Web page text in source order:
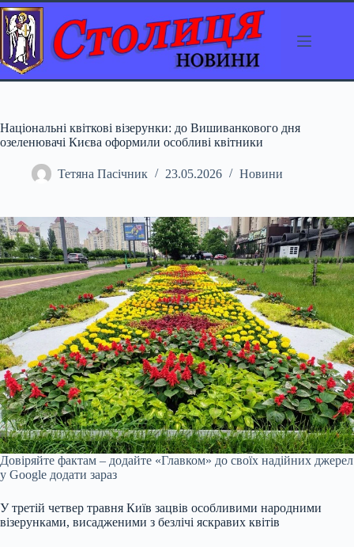
Перейти
до
вмісту
Національні квіткові візерунки: до Вишиванкового дня
озеленювачі Києва оформили особливі квітники
Тетяна Пасічник 23.05.2026 Новини
Довіряйте фактам – додайте «Главком» до своїх надійних джерел
у Google додати зараз
У третій четвер травня Київ зацвів особливими народними
візерунками, висадженими з безлічі яскравих квітів